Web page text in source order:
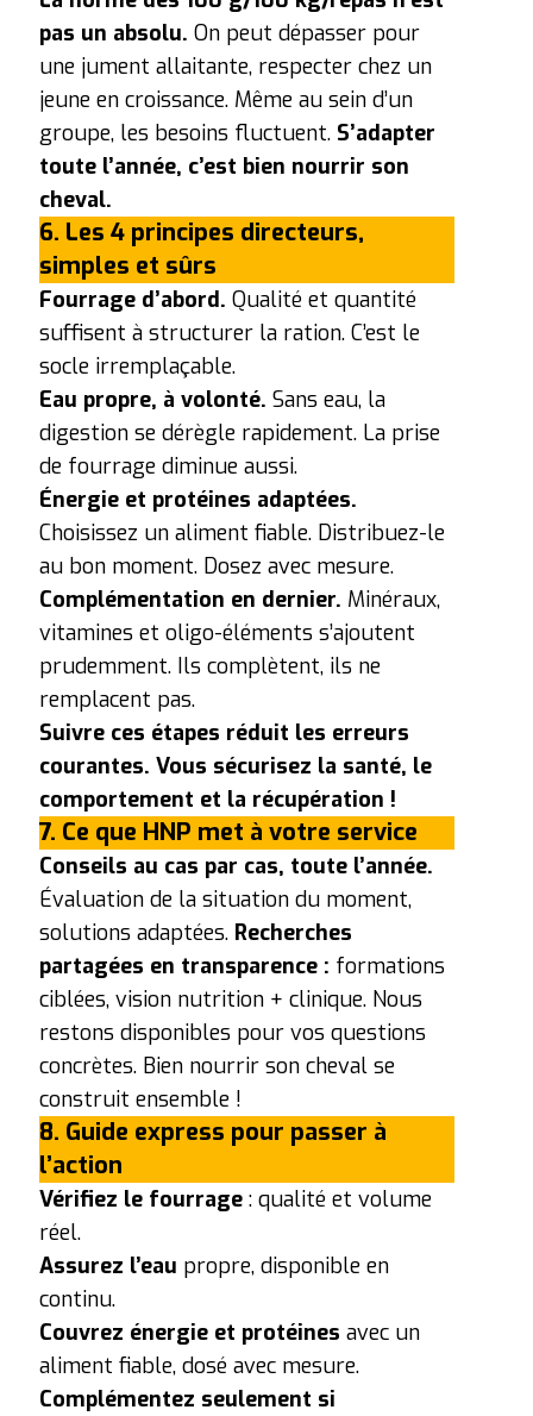
pas un absolu. On peut dépasser pour
une jument allaitante, respecter chez un
jeune en croissance. Même au sein d’un
groupe, les besoins fluctuent. S’adapter
toute l’année, c’est bien nourrir son
cheval.
6. Les 4 principes directeurs,
simples et sûrs
Fourrage d’abord. Qualité et quantité
suffisent à structurer la ration. C’est le
socle irremplaçable.
Eau propre, à volonté. Sans eau, la
digestion se dérègle rapidement. La prise
de fourrage diminue aussi.
Énergie et protéines adaptées.
Choisissez un aliment fiable. Distribuez-le
au bon moment. Dosez avec mesure.
Complémentation en dernier. Minéraux,
vitamines et oligo-éléments s’ajoutent
prudemment. Ils complètent, ils ne
remplacent pas.
Suivre ces étapes réduit les erreurs
courantes. Vous sécurisez la santé, le
comportement et la récupération !
7. Ce que HNP met à votre service
Conseils au cas par cas, toute l’année.
Évaluation de la situation du moment,
solutions adaptées. Recherches
partagées en transparence : formations
ciblées, vision nutrition + clinique. Nous
restons disponibles pour vos questions
concrètes. Bien nourrir son cheval se
construit ensemble !
8. Guide express pour passer à
l’action
Vérifiez le fourrage : qualité et volume
réel.
Assurez l’eau propre, disponible en
continu.
Couvrez énergie et protéines avec un
aliment fiable, dosé avec mesure.
Complémentez seulement si